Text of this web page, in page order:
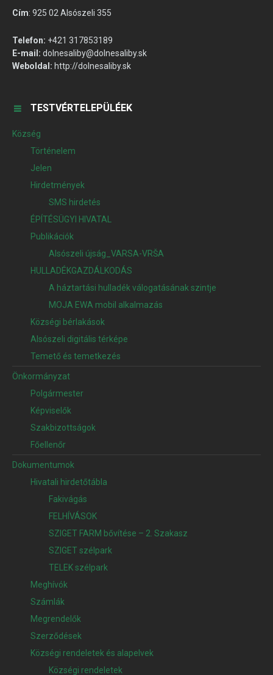
Cím: 925 02 Alsószeli 355
Telefon: +421 317853189
E-mail: dolnesaliby@dolnesaliby.sk
Weboldal: http://dolnesaliby.sk
TESTVÉRTELEPÜLÉEK
Község
Történelem
Jelen
Hirdetmények
SMS hirdetés
ÉPÍTÉSÜGYI HIVATAL
Publikációk
Alsószeli újság_VARSA-VRŠA
HULLADÉKGAZDÁLKODÁS
A háztartási hulladék válogatásának szintje
MOJA EWA mobil alkalmazás
Községi bérlakások
Alsószeli digitális térképe
Temető és temetkezés
Önkormányzat
Polgármester
Képviselők
Szakbizottságok
Főellenőr
Dokumentumok
Hivatali hirdetőtábla
Fakivágás
FELHÍVÁSOK
SZIGET FARM bővítése – 2. Szakasz
SZIGET szélpark
TELEK szélpark
Meghívók
Számlák
Megrendelők
Szerződések
Községi rendeletek és alapelvek
Községi rendeletek